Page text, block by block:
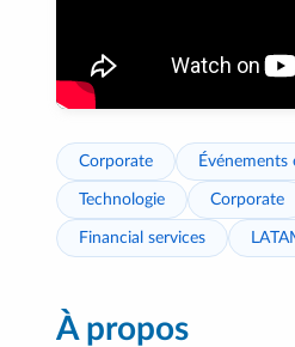
Corporate Événements
Technologie Corporate
Financial services
À propos